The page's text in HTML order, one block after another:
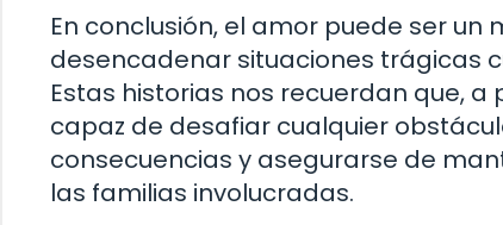
En conclusión, el amor puede ser
desencadenar situaciones trágicas
Estas historias nos recuerdan que,
capaz de desafiar cualquier
consecuencias y asegurarse de
las familias involucradas.